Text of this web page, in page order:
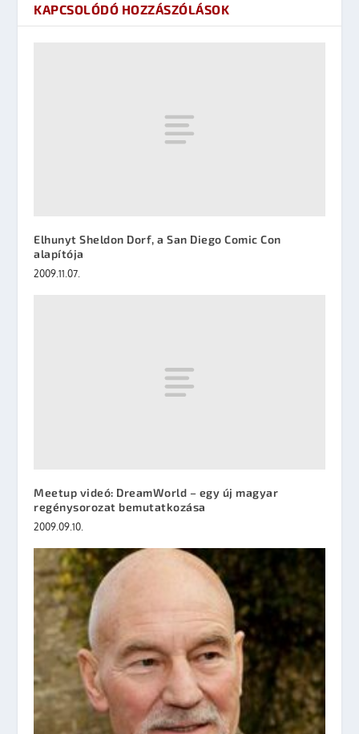
KAPCSOLÓDÓ HOZZÁSZÓLÁSOK
Elhunyt Sheldon Dorf, a San Diego Comic Con
alapítója
2009.11.07.
Meetup videó: DreamWorld – egy új magyar
regénysorozat bemutatkozása
2009.09.10.